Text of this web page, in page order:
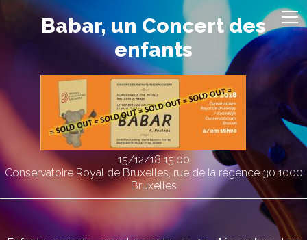
Babar, un Concert des
enfants
15/12/18 15:00
Conservatoire Royal de Bruxelles, rue de la régence 30 1000
Bruxelles